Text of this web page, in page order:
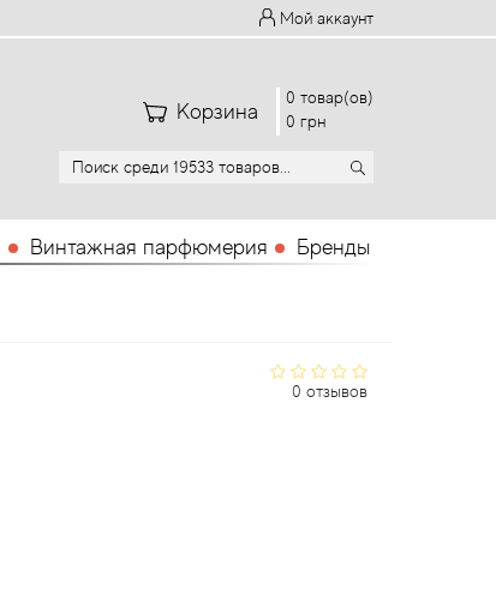
Мой аккаунт
Корзина
0 товар(ов)
0 грн
Винтажная парфюмерия Бренды
0 отзывов